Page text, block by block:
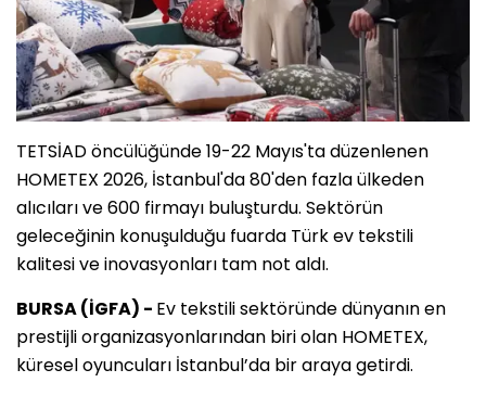
TETSİAD öncülüğünde 19-22 Mayıs'ta düzenlenen
HOMETEX 2026, İstanbul'da 80'den fazla ülkeden
alıcıları ve 600 firmayı buluşturdu. Sektörün
geleceğinin konuşulduğu fuarda Türk ev tekstili
kalitesi ve inovasyonları tam not aldı.
BURSA (İGFA) - Ev tekstili sektöründe dünyanın en
prestijli organizasyonlarından biri olan HOMETEX,
küresel oyuncuları İstanbul’da bir araya getirdi.